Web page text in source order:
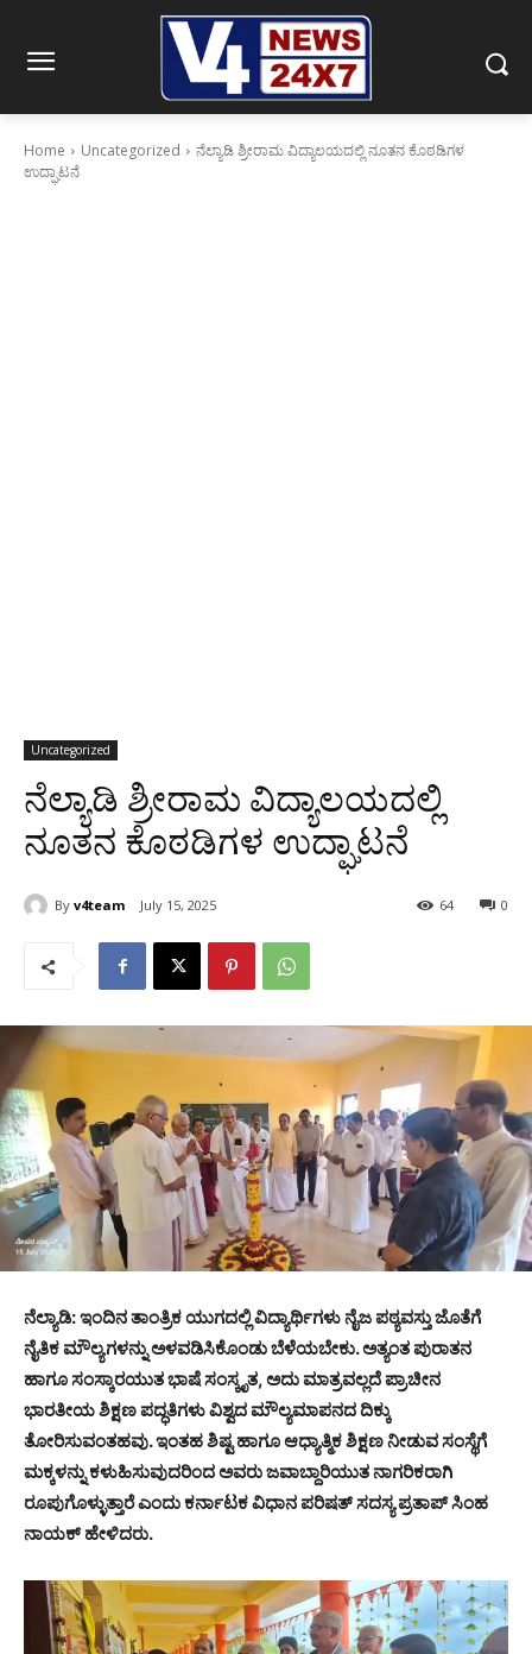
Home Uncategorized
ನೆಲ್ಯಾಡಿ ಶ್ರೀರಾಮ ವಿದ್ಯಾಲಯದಲ್ಲಿ ನೂತನ ಕೊಠಡಿಗಳ
ಉದ್ಘಾಟನೆ
Uncategorized
ನೆಲ್ಯಾಡಿ ಶ್ರೀರಾಮ ವಿದ್ಯಾಲಯದಲ್ಲಿ
ನೂತನ ಕೊಠಡಿಗಳ ಉದ್ಘಾಟನೆ
By v4team July 15, 2025 0
64
ನೆಲ್ಯಾಡಿ: ಇಂದಿನ ತಾಂತ್ರಿಕ ಯುಗದಲ್ಲಿ ವಿದ್ಯಾರ್ಥಿಗಳು ನೈಜ ಪಠ್ಯವಸ್ತು ಜೊತೆಗೆ
ನೈತಿಕ ಮೌಲ್ಯಗಳನ್ನು ಅಳವಡಿಸಿಕೊಂಡು ಬೆಳೆಯಬೇಕು. ಅತ್ಯಂತ ಪುರಾತನ
ಹಾಗೂ ಸಂಸ್ಕಾರಯುತ ಭಾಷೆ ಸಂಸ್ಕೃತ, ಅದು ಮಾತ್ರವಲ್ಲದೆ ಪ್ರಾಚೀನ
ಭಾರತೀಯ ಶಿಕ್ಷಣ ಪದ್ಧತಿಗಳು ವಿಶ್ವದ ಮೌಲ್ಯಮಾಪನದ ದಿಕ್ಕು
ತೋರಿಸುವಂತಹವು. ಇಂತಹ ಶಿಷ್ಟ ಹಾಗೂ ಆಧ್ಯಾತ್ಮಿಕ ಶಿಕ್ಷಣ ನೀಡುವ ಸಂಸ್ಥೆಗೆ
ಮಕ್ಕಳನ್ನು ಕಳುಹಿಸುವುದರಿಂದ ಅವರು ಜವಾಬ್ದಾರಿಯುತ ನಾಗರಿಕರಾಗಿ
ರೂಪುಗೊಳ್ಳುತ್ತಾರೆ ಎಂದು ಕರ್ನಾಟಕ ವಿಧಾನ ಪರಿಷತ್ ಸದಸ್ಯ ಪ್ರತಾಪ್ ಸಿಂಹ
ನಾಯಕ್ ಹೇಳಿದರು.